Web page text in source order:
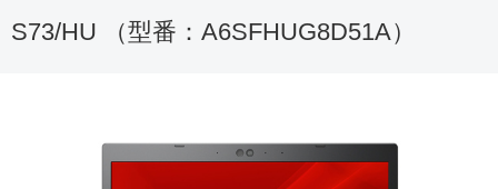
S73/HU （型番： A6SFHUG8D51A）